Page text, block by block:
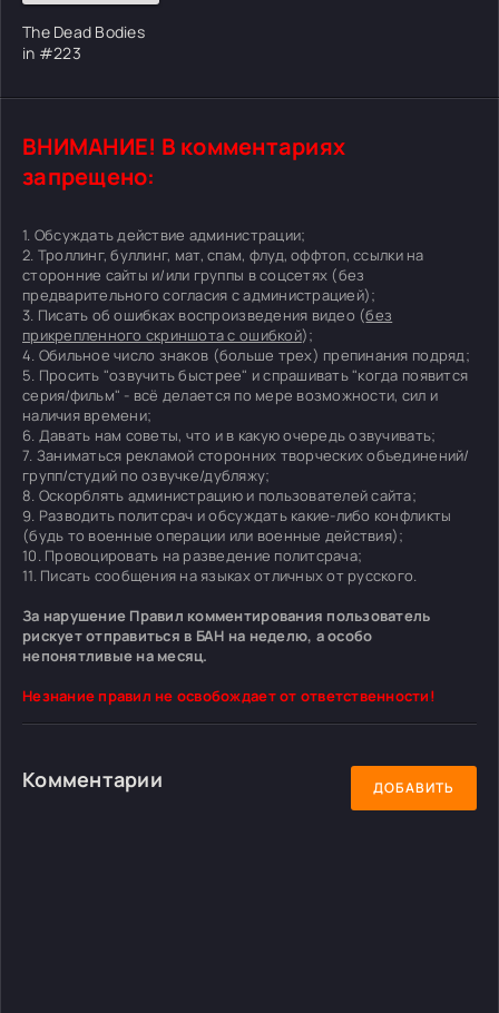
The Dead Bodies
in #223
ВНИМАНИЕ! В комментариях
запрещено:
1. Обсуждать действие администрации;
2. Троллинг, буллинг, мат, спам, флуд, оффтоп, ссылки на
сторонние сайты и/или группы в соцсетях (без
предварительного согласия с администрацией);
3. Писать об ошибках воспроизведения видео (без
прикрепленного скриншота с ошибкой);
4. Обильное число знаков (больше трех) препинания подряд;
5. Просить "озвучить быстрее" и спрашивать "когда появится
серия/фильм" - всё делается по мере возможности, сил и
наличия времени;
6. Давать нам советы, что и в какую очередь озвучивать;
7. Заниматься рекламой сторонних творческих объединений/
групп/студий по озвучке/дубляжу;
8. Оскорблять администрацию и пользователей сайта;
9. Разводить политсрач и обсуждать какие-либо конфликты
(будь то военные операции или военные действия);
10. Провоцировать на разведение политсрача;
11. Писать сообщения на языках отличных от русского.
За нарушение Правил комментирования пользователь
рискует отправиться в БАН на неделю, а особо
непонятливые на месяц.
Незнание правил не освобождает от ответственности!
Комментарии ДОБАВИТЬ